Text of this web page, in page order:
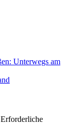
Unterwegs am
Erforderliche